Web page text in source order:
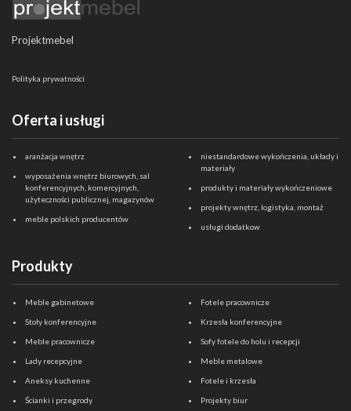
Projektmebel
Polityka prywatności
Oferta i usługi
aranżacja wnętrz
wyposażenia wnętrz biurowych, sal
konferencyjnych, komercyjnych,
użyteczności publicznej, magazynów
meble polskich producentów
niestandardowe wykończenia, układy i
materiały
produkty i materiały wykończeniowe
projekty wnętrz, logistyka, montaż
usługi dodatkow
Produkty
Meble gabinetowe
Stoły konferencyjne
Meble pracownicze
Lady recepcyjne
Aneksy kuchenne
Ścianki i przegrody
Fotele pracownicze
Krzesła konferencyjne
Sofy fotele do holu i recepcji
Meble metalowe
Fotele i krzesła
Projekty biur